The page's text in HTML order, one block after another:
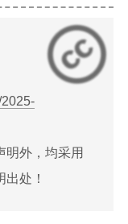
明外，均采用
处！